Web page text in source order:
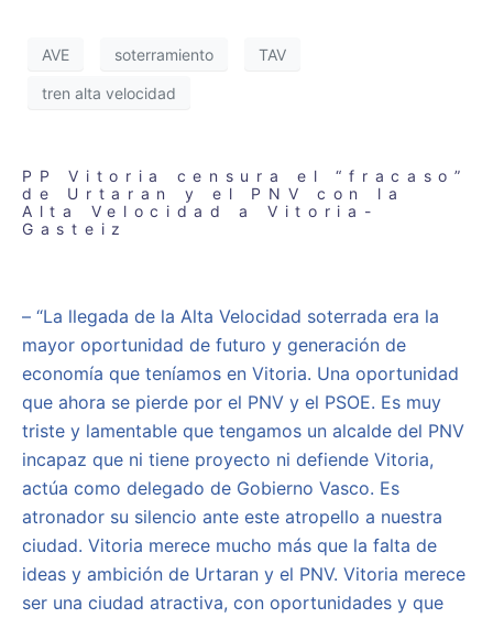
AVE soterramiento TAV
tren alta velocidad
PP Vitoria censura el “fracaso”
de Urtaran y el PNV con la
Alta Velocidad a Vitoria-
Gasteiz
– “La llegada de la Alta Velocidad soterrada era la
mayor oportunidad de futuro y generación de
economía que teníamos en Vitoria. Una oportunidad
que ahora se pierde por el PNV y el PSOE. Es muy
triste y lamentable que tengamos un alcalde del PNV
incapaz que ni tiene proyecto ni defiende Vitoria,
actúa como delegado de Gobierno Vasco. Es
atronador su silencio ante este atropello a nuestra
ciudad. Vitoria merece mucho más que la falta de
ideas y ambición de Urtaran y el PNV. Vitoria merece
ser una ciudad atractiva, con oportunidades y que